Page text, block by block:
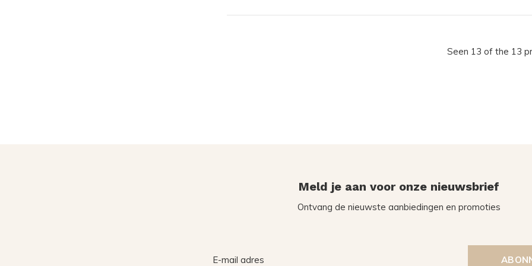
Seen 13 of the 13
Meld je aan voor onze nieuwsbrief
Ontvang de nieuwste aanbiedingen en promoties